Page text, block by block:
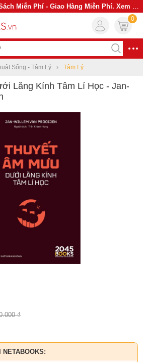
Miễn Phí - Giao Hàng Miễn Phí. Xem Ngay
0
Sống - Tâm Lý Tâm Lý
Lăng Kính Tâm Lí Học - Jan-
₫